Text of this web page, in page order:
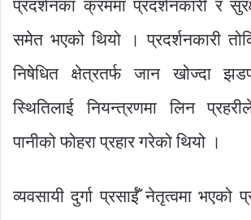
प्रदर्शनका क्रममा प्रदर्शनकारी र
समेत भएको थियो । प्रदर्शनकारी
निषेधित क्षेत्रतर्फ जान खोज्दा
स्थितिलाई नियन्त्रणमा लिन
पानीको फोहरा प्रहार गरेको थियो ।
व्यवसायी दुर्गा प्रसाईँ नेतृत्वमा भएको